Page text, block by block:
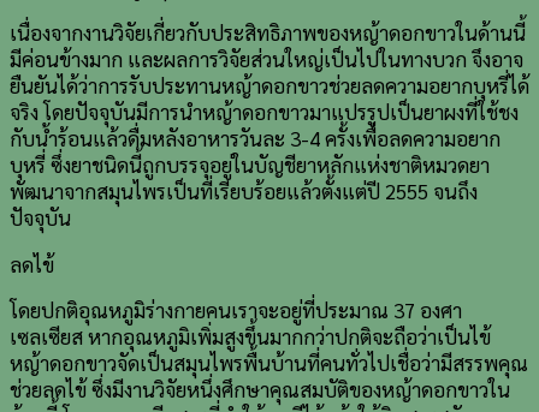
เนื่องจากงานวิจัยเกี่ยวกับประสิทธิภาพของหญ้าดอกขาวในด้านนี้
มีค่อนข้างมาก และผลการวิจัยส่วนใหญ่เป็นไปในทางบวก จึงอาจ
ยืนยันได้ว่าการรับประทานหญ้าดอกขาวช่วยลดความอยากบุหรี่ได้
จริง โดยปัจจุบันมีการนำหญ้าดอกขาวมาแปรรูปเป็นยาผงที่ใช้ชง
กับน้ำร้อนแล้วดื่มหลังอาหารวันละ 3-4 ครั้งเพื่อลดความอยาก
บุหรี่ ซึ่งยาชนิดนี้ถูกบรรจุอยู่ในบัญชียาหลักแห่งชาติหมวดยา
พัฒนาจากสมุนไพรเป็นที่เรียบร้อยแล้วตั้งแต่ปี 2555 จนถึง
ปัจจุบัน
ลดไข้
โดยปกติอุณหภูมิร่างกายคนเราจะอยู่ที่ประมาณ 37 องศา
เซลเซียส หากอุณหภูมิเพิ่มสูงขึ้นมากกว่าปกติจะถือว่าเป็นไข้
หญ้าดอกขาวจัดเป็นสมุนไพรพื้นบ้านที่คนทั่วไปเชื่อว่ามีสรรพคุณ
ช่วยลดไข้ ซึ่งมีงานวิจัยหนึ่งศึกษาคุณสมบัติของหญ้าดอกขาวใน